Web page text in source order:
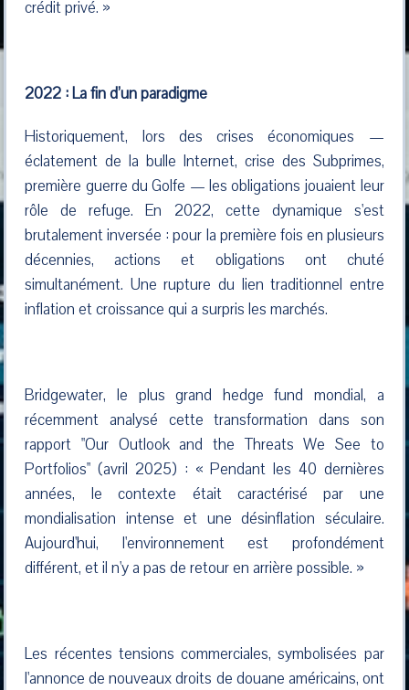
crédit privé. »
2022 : La fin d’un paradigme
Historiquement, lors des crises économiques —
éclatement de la bulle Internet, crise des Subprimes,
première guerre du Golfe — les obligations jouaient leur
rôle de refuge. En 2022, cette dynamique s'est
brutalement inversée : pour la première fois en plusieurs
décennies, actions et obligations ont chuté
simultanément. Une rupture du lien traditionnel entre
inflation et croissance qui a surpris les marchés.
Bridgewater, le plus grand hedge fund mondial, a
récemment analysé cette transformation dans son
rapport "Our Outlook and the Threats We See to
Portfolios" (avril 2025) : « Pendant les 40 dernières
années, le contexte était caractérisé par une
mondialisation intense et une désinflation séculaire.
Aujourd'hui, l'environnement est profondément
différent, et il n'y a pas de retour en arrière possible. »
Les récentes tensions commerciales, symbolisées par
l'annonce de nouveaux droits de douane américains, ont